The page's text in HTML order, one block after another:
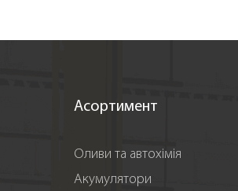
Асортимент
Оливи та автохімія
Акумулятори